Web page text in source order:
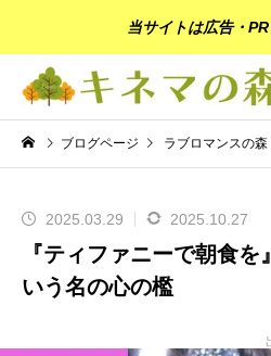
当サイトは広告・
ブログページ ラブロマンスの森
2025.03.29 2025.10.27
『ティファニーで朝食
いう名の心の檻